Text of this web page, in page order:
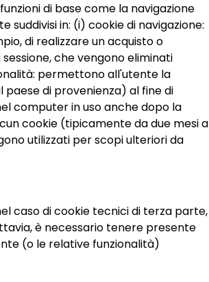
di base come la navigazione
in: (i) cookie di navigazione:
di realizzare un acquisto o
che vengono eliminati
permettono all'utente la
paese di provenienza) al fine di
computer in uso anche dopo la
cookie (tipicamente da due mesi a
utilizzati per scopi ulteriori da
caso di cookie tecnici di terza parte,
è necessario tenere presente
(o le relative funzionalità)